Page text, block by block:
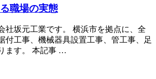
職場の実態
社坂元工業です。 横浜市を拠点に、全
付工事、機械器具設置工事、管工事、足
ます。 本記事 …